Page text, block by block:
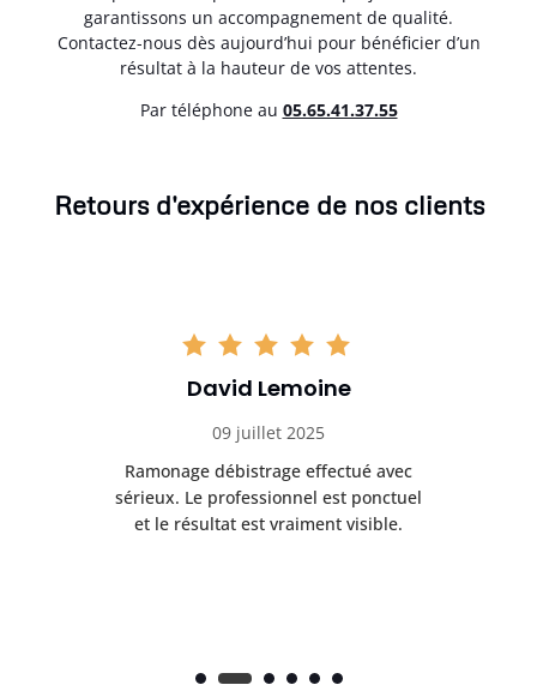
garantissons un accompagnement de qualité.
Contactez-nous dès aujourd’hui pour bénéficier d’un
résultat à la hauteur de vos attentes.
Par téléphone au 05.65.41.37.55
Retours d'expérience de nos clients
David Lemoine
09 juillet 2025
Ramonage débistrage effectué avec
sérieux. Le professionnel est ponctuel
et le résultat est vraiment visible.